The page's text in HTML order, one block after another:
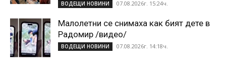
ВОДЕЩИ НОВИНИ 07.08.2026г. 15:24ч.
Малолетни се снимаха как бият дете в
Радомир /видео/
ВОДЕЩИ НОВИНИ 07.08.2026г. 14:18ч.